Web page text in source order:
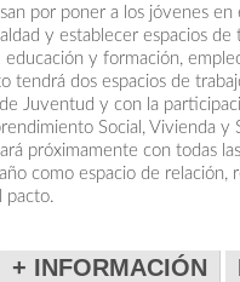
por poner a los jóvenes
y establecer espacios
y formación,
tendrá dos espacios de
Juventud y con la
Social, Vivienda y
próximamente con todas
como espacio de relación,
pacto.
+ INFORMACIÓN